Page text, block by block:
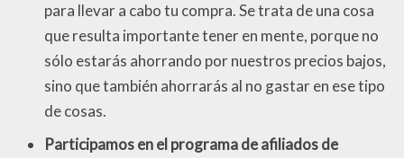
para llevar a cabo tu compra. Se trata de una cosa
que resulta importante tener en mente, porque no
sólo estarás ahorrando por nuestros precios bajos,
sino que también ahorrarás al no gastar en ese tipo
de cosas.
Participamos en el programa de afiliados de